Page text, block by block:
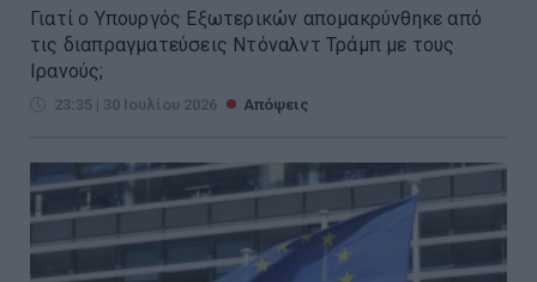
Γιατί ο Υπουργός Εξωτερικών απομακρύνθηκε από
τις διαπραγματεύσεις Ντόναλντ Τράμπ με τους
Ιρανούς;
23:35 | 30 Ιουλίου 2026 Απόψεις